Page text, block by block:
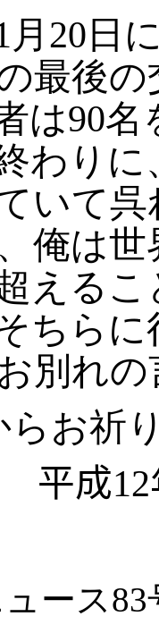
月20日
最後
は90
わり
いて
俺は
える
ちら
別れ
らお祈
平成
ュース